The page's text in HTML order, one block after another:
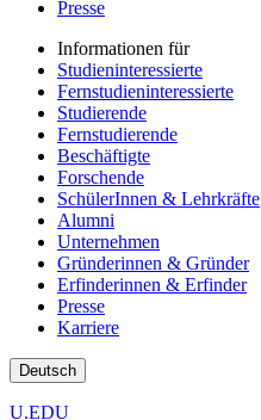
Presse
Informationen für
Studieninteressierte
Fernstudieninteressierte
Studierende
Fernstudierende
Beschäftigte
Forschende
SchülerInnen & Lehrkräfte
Alumni
Unternehmen
Gründerinnen & Gründer
Erfinderinnen & Erfinder
Presse
Karriere
Deutsch
U.EDU